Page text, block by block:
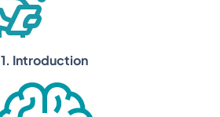
1. Introduction